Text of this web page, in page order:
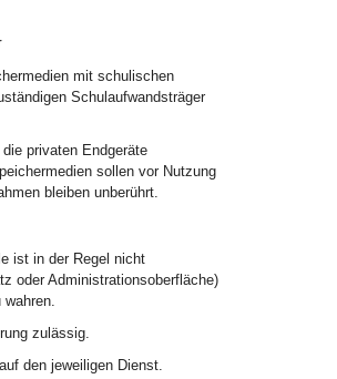
mit schulischen
Schulaufwandsträger
privaten Endgeräte
sollen vor Nutzung
bleiben unberührt.
ist in der Regel nicht
oder Administrationsoberfläche)
zulässig.
den jeweiligen Dienst.